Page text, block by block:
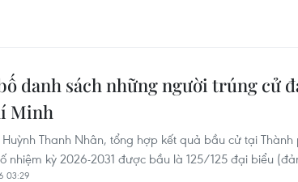
danh sách những người trúng cử
Minh
Huỳnh Thanh Nhân, tổng hợp kết quả bầu cử tại
nhiệm kỳ 2026-2031 được bầu là 125/125 đại biểu
03:29